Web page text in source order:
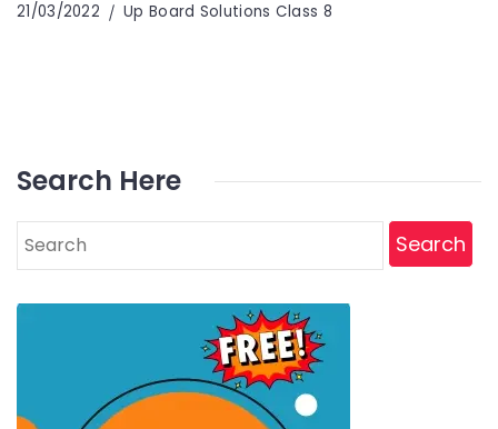
21/03/2022 Up Board Solutions Class 8
Search Here
Search
for: